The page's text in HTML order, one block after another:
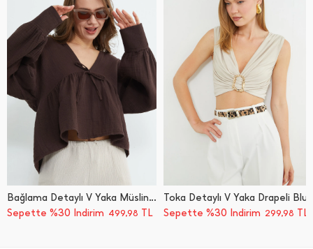
Bağlama Detaylı V Yaka Müslin Kumaş Bluz
Sepette %30 İndirim 499,98 TL
Toka Detaylı V Yaka Drapeli Bluz
Sepette %30 İndirim 299,98 TL